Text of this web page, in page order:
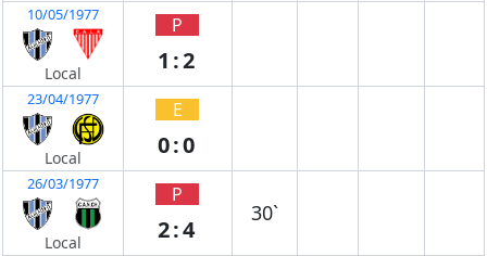
10/05/1977
Local
P
1:2
23/04/1977
Local
E
0:0
26/03/1977
Local
P
2:4
30`